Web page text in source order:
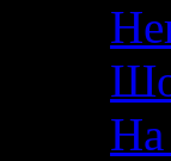
На